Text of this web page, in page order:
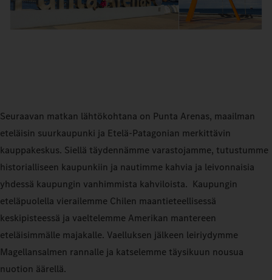
Seuraavan matkan lähtökohtana on Punta Arenas, maailman
eteläisin suurkaupunki ja Etelä-Patagonian merkittävin
kauppakeskus. Siellä täydennämme varastojamme, tutustumme
historialliseen kaupunkiin ja nautimme kahvia ja leivonnaisia
yhdessä kaupungin vanhimmista kahviloista. Kaupungin
eteläpuolella vierailemme Chilen maantieteellisessä
keskipisteessä ja vaeltelemme Amerikan mantereen
eteläisimmälle majakalle. Vaelluksen jälkeen leiriydymme
Magellansalmen rannalle ja katselemme täysikuun nousua
nuotion äärellä.